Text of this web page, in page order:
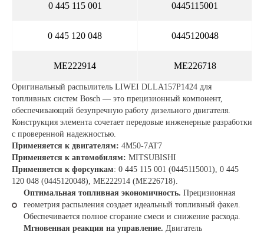
0 445 115 001 0445115001
0 445 120 048 0445120048
ME222914 ME226718
Оригинальный распылитель LIWEI DLLA157P1424 для
топливных систем Bosch — это прецизионный компонент,
обеспечивающий безупречную работу дизельного двигателя.
Конструкция элемента сочетает передовые инженерные разработки
с проверенной надежностью.
Применяется к двигателям: 4M50-7AT7
Применяется к автомобилям: MITSUBISHI
Применяется к форсункам: 0 445 115 001 (0445115001), 0 445
120 048 (0445120048), ME222914 (ME226718).
Оптимальная топливная экономичность. Прецизионная
геометрия распыления создает идеальный топливный факел.
Обеспечивается полное сгорание смеси и снижение расхода.
Мгновенная реакция на управление. Двигатель